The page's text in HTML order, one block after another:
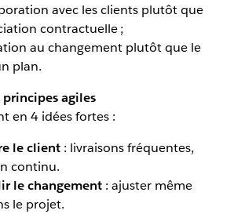
avec les clients plutôt que
contractuelle ;
au changement plutôt que le
plan.
principes agiles
en 4 idées fortes :
le client: livraisons fréquentes,
continu.
le changement: ajuster même
le projet.